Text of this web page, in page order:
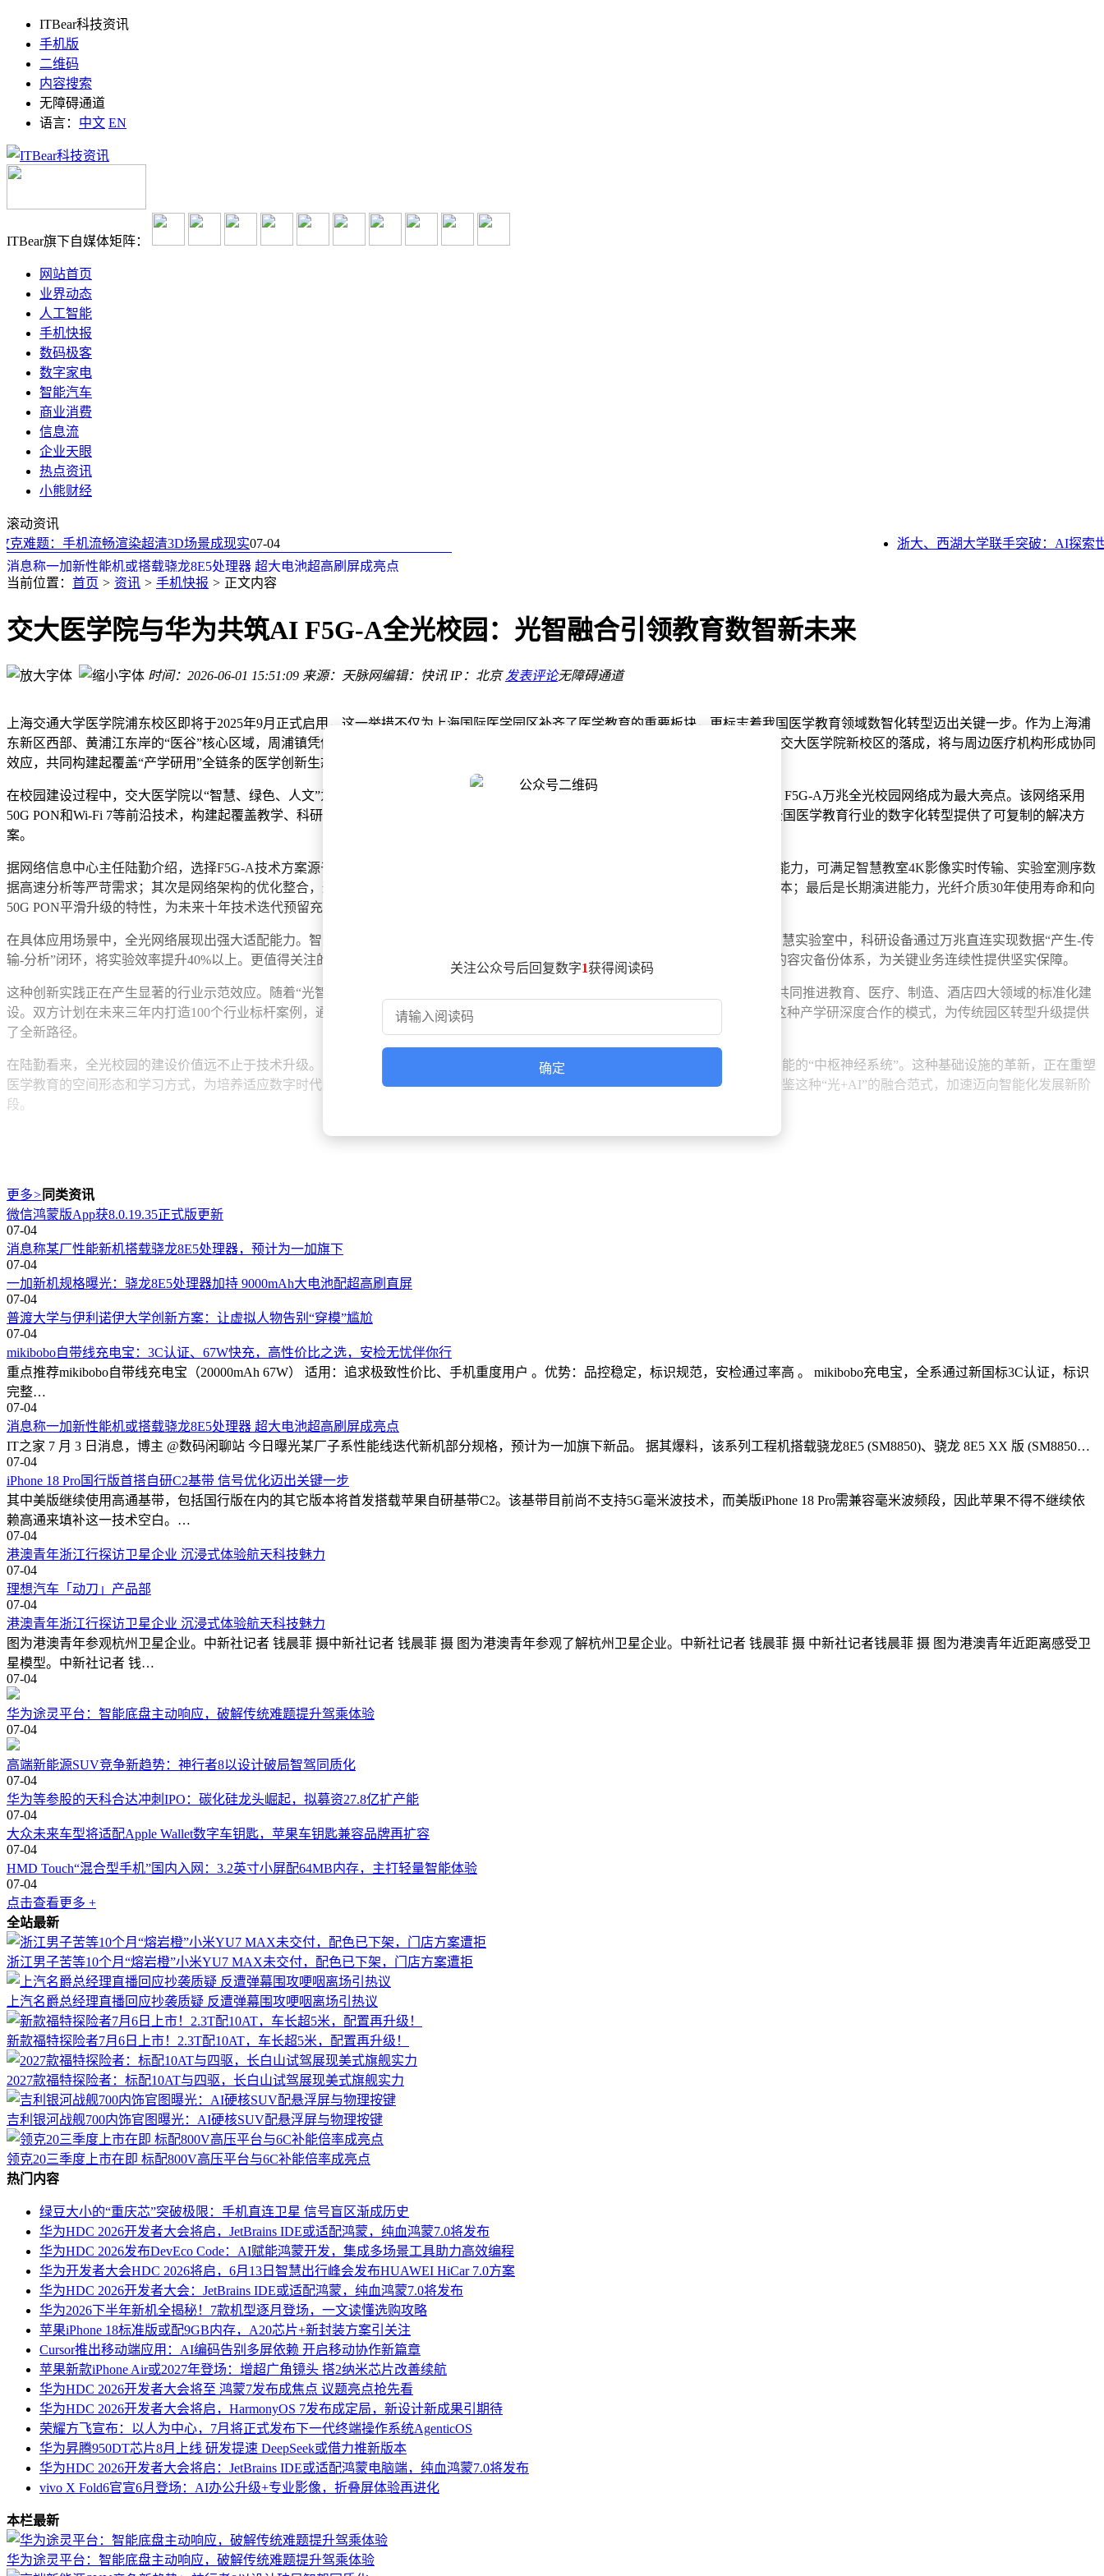
ITBear科技资讯
手机版
二维码
内容搜索
无障碍通道
语言： 中文 EN
ITBear旗下自媒体矩阵：
网站首页
业界动态
人工智能
手机快报
数码极客
数字家电
智能汽车
商业消费
信息流
企业天眼
热点资讯
小熊财经
滚动资讯
难题：手机流畅渲染超清3D场景成现实07-04 浙大、西湖大学联手突破：AI探索世
高端新能源SUV竞争新趋势：神行者8以设计破局智驾同质化
普渡大学与伊利诺伊大学创新方案：让虚拟人物告别“穿模”尴尬
mikibobo自带线充电宝：3C认证、67W快充，高性价比之选，安检无忧伴你行
消息称一加新性能机或搭载骁龙8E5处理器 超大电池超高刷屏成亮点
iPhone 18 Pro国行版首搭自研C2基带 信号优化迈出关键一步
理想汽车「动刀」产品部
港澳青年浙江行探访卫星企业 沉浸式体验航天科技魅力
华为途灵平台：智能底盘主动响应，破解传统难题提升驾乘体验
高端新能源SUV竞争新趋势：神行者8以设计破局智驾同质化
当前位置： 首页 > 资讯 > 手机快报 > 正文内容
交大医学院与华为共筑AI F5G-A全光校园：光智融合引领教育数智新未来
时间：2026-06-01 15:51:09 来源：天脉网编辑：快讯 IP：北京 发表评论无障碍通道
上海交通大学医学院浦东校区即将于2025年9月正式启用，这一举措不仅为上海国际医学园区补齐了医学教育的重要板块，更标志着我国医学教育领域数智化转型迈出关键一步。作为上海浦
东新区西部、黄浦江东岸的“医谷”核心区域，周浦镇凭借其独特的区位优势和产业集聚效应，正吸引着越来越多高端医疗资源的汇聚。交大医学院新校区的落成，将与周边医疗机构形成协同
效应，共同构建起覆盖“产学研用”全链条的医学创新生态。
在校园建设过程中，交大医学院以“智慧、绿色、人文”为核心理念，将新一代信息技术深度融入校园规划。其中，与华为合作打造的AI F5G-A万兆全光校园网络成为最大亮点。该网络采用
50G PON和Wi-Fi 7等前沿技术，构建起覆盖教学、科研、管理全场景的智能基础设施。这种创新实践不仅提升了校园网络性能，更为全国医学教育行业的数字化转型提供了可复制的解决方
案。
据网络信息中心主任陆勤介绍，选择F5G-A技术方案源于三大战略考量：首先是网络性能的革命性提升，40G骨干互联和万兆终端接入能力，可满足智慧教室4K影像实时传输、实验室测序数
据高速分析等严苛需求；其次是网络架构的优化整合，通过硬隔离切片技术实现多业务专网融合，在确保安全性的同时降低20%综合成本；最后是长期演进能力，光纤介质30年使用寿命和向
50G PON平滑升级的特性，为未来十年技术迭代预留充足空间。
在具体应用场景中，全光网络展现出强大适配能力。智慧教室里，教师可随时调取高清医学影像资源，与远程专家开展无障碍互动；智慧实验室中，科研设备通过万兆直连实现数据“产生-传
输-分析”闭环，将实验效率提升40%以上。更值得关注的是，新校区与黄浦校区通过双40G光缆实现跨校区互联，构建起99.99%可靠性的容灾备份体系，为关键业务连续性提供坚实保障。
这种创新实践正在产生显著的行业示范效应。随着“光智共融，AI F5G-A全光园区『领航100』先锋行动”的启动，交大医学院与华为将共同推进教育、医疗、制造、酒店四大领域的标准化建
设。双方计划在未来三年内打造100个行业标杆案例，通过3D光感知、CSI电磁波检测等AI创新应用，推动园区网络向高阶自智演进。这种产学研深度合作的模式，为传统园区转型升级提供
了全新路径。
在陆勤看来，全光校园的建设价值远不止于技术升级。当光纤延伸至每个教室、实验室和宿舍，实际上构建起一个融合感知、算力与智能的“中枢神经系统”。这种基础设施的革新，正在重塑
医学教育的空间形态和学习方式，为培养适应数字时代的卓越医学人才奠定基础。随着交大医学院实践经验的持续推广，更多行业将借鉴这种“光+AI”的融合范式，加速迈向智能化发展新阶
段。
关注公众号后回复数字1获得阅读码
确定
更多> 同类资讯
微信鸿蒙版App获8.0.19.35正式版更新
07-04
消息称某厂性能新机搭载骁龙8E5处理器，预计为一加旗下
07-04
一加新机规格曝光：骁龙8E5处理器加持 9000mAh大电池配超高刷直屏
07-04
普渡大学与伊利诺伊大学创新方案：让虚拟人物告别“穿模”尴尬
07-04
mikibobo自带线充电宝：3C认证、67W快充，高性价比之选，安检无忧伴你行
重点推荐mikibobo自带线充电宝（20000mAh 67W） 适用：追求极致性价比、手机重度用户 。优势：品控稳定，标识规范，安检通过率高 。 mikibobo充电宝，全系通过新国标3C认证，标识
完整…
07-04
消息称一加新性能机或搭载骁龙8E5处理器 超大电池超高刷屏成亮点
IT之家 7 月 3 日消息，博主 @数码闲聊站 今日曝光某厂子系性能线迭代新机部分规格，预计为一加旗下新品。 据其爆料，该系列工程机搭载骁龙8E5 (SM8850)、骁龙 8E5 XX 版 (SM8850…
07-04
iPhone 18 Pro国行版首搭自研C2基带 信号优化迈出关键一步
其中美版继续使用高通基带，包括国行版在内的其它版本将首发搭载苹果自研基带C2。该基带目前尚不支持5G毫米波技术，而美版iPhone 18 Pro需兼容毫米波频段，因此苹果不得不继续依
赖高通来填补这一技术空白。…
07-04
港澳青年浙江行探访卫星企业 沉浸式体验航天科技魅力
07-04
理想汽车「动刀」产品部
07-04
港澳青年浙江行探访卫星企业 沉浸式体验航天科技魅力
图为港澳青年参观杭州卫星企业。中新社记者 钱晨菲 摄中新社记者 钱晨菲 摄 图为港澳青年参观了解杭州卫星企业。中新社记者 钱晨菲 摄 中新社记者钱晨菲 摄 图为港澳青年近距离感受卫
星模型。中新社记者 钱…
07-04
华为途灵平台：智能底盘主动响应，破解传统难题提升驾乘体验
07-04
高端新能源SUV竞争新趋势：神行者8以设计破局智驾同质化
07-04
华为等参股的天科合达冲刺IPO：碳化硅龙头崛起，拟募资27.8亿扩产能
07-04
大众未来车型将适配Apple Wallet数字车钥匙，苹果车钥匙兼容品牌再扩容
07-04
HMD Touch“混合型手机”国内入网：3.2英寸小屏配64MB内存，主打轻量智能体验
07-04
点击查看更多 +
全站最新
浙江男子苦等10个月“熔岩橙”小米YU7 MAX未交付，配色已下架，门店方案遭拒
上汽名爵总经理直播回应抄袭质疑 反遭弹幕围攻哽咽离场引热议
新款福特探险者7月6日上市！2.3T配10AT，车长超5米，配置再升级！
2027款福特探险者：标配10AT与四驱，长白山试驾展现美式旗舰实力
吉利银河战舰700内饰官图曝光：AI硬核SUV配悬浮屏与物理按键
领克20三季度上市在即 标配800V高压平台与6C补能倍率成亮点
热门内容
绿豆大小的“重庆芯”突破极限：手机直连卫星 信号盲区渐成历史
华为HDC 2026开发者大会将启，JetBrains IDE或适配鸿蒙，纯血鸿蒙7.0将发布
华为HDC 2026发布DevEco Code：AI赋能鸿蒙开发，集成多场景工具助力高效编程
华为开发者大会HDC 2026将启，6月13日智慧出行峰会发布HUAWEI HiCar 7.0方案
华为HDC 2026开发者大会：JetBrains IDE或适配鸿蒙，纯血鸿蒙7.0将发布
华为2026下半年新机全揭秘！7款机型逐月登场，一文读懂选购攻略
苹果iPhone 18标准版或配9GB内存，A20芯片+新封装方案引关注
Cursor推出移动端应用：AI编码告别多屏依赖 开启移动协作新篇章
苹果新款iPhone Air或2027年登场：增超广角镜头 搭2纳米芯片改善续航
华为HDC 2026开发者大会将至 鸿蒙7发布成焦点 议题亮点抢先看
华为HDC 2026开发者大会将启，HarmonyOS 7发布成定局，新设计新成果引期待
荣耀方飞宣布：以人为中心，7月将正式发布下一代终端操作系统AgenticOS
华为昇腾950DT芯片8月上线 研发提速 DeepSeek或借力推新版本
华为HDC 2026开发者大会将启：JetBrains IDE或适配鸿蒙电脑端，纯血鸿蒙7.0将发布
vivo X Fold6官宣6月登场：AI办公升级+专业影像，折叠屏体验再进化
本栏最新
华为途灵平台：智能底盘主动响应，破解传统难题提升驾乘体验